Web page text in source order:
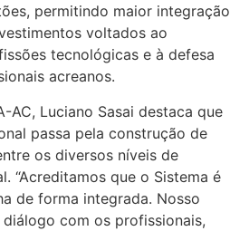
permitindo maior integração
voltados ao
tecnológicas e à defesa
acreanos.
AC, Luciano Sasai destaca que
passa pela construção de
os diversos níveis de
“Acreditamos que o Sistema é
de forma integrada. Nosso
com os profissionais,